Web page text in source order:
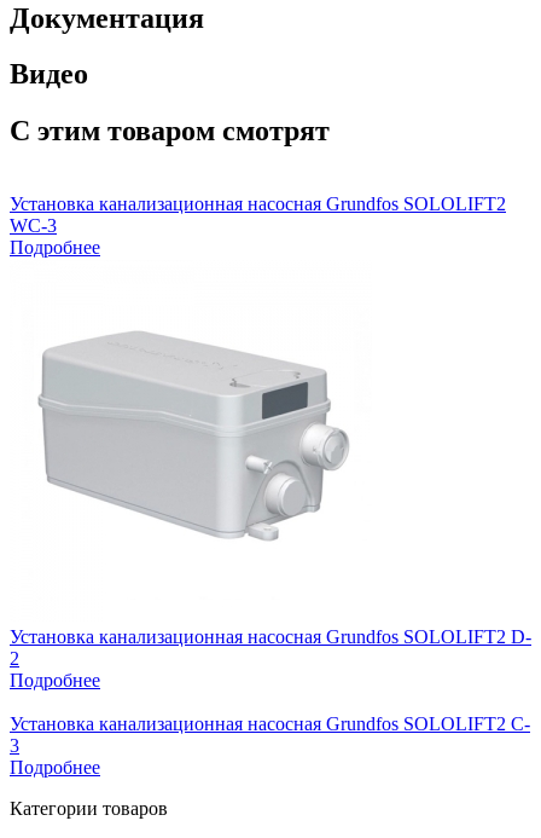
Документация
Видео
С этим товаром смотрят
Установка канализационная насосная Grundfos SOLOLIFT2
WC-3
Подробнее
Установка канализационная насосная Grundfos SOLOLIFT2 D-
2
Подробнее
Установка канализационная насосная Grundfos SOLOLIFT2 C-
3
Подробнее
Категории товаров